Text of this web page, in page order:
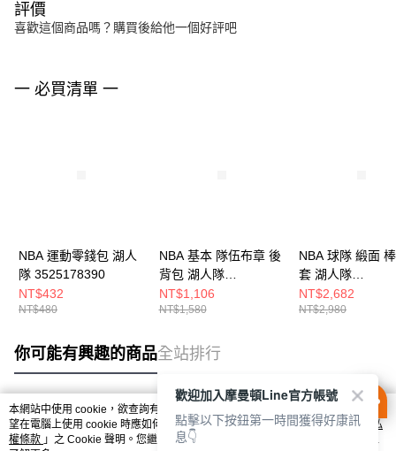
評價
喜歡這個商品嗎？購買後給他一個好評吧
一 必買清單 一
NBA 運動零錢包 湖人
隊 3525178390
NT$432
NT$480
NBA 基本 隊伍布章 後
背包 湖人隊
3555174420
NT$1,106
NT$1,580
NBA 球隊 緞面
套 湖人隊
3555144220
NT$2,682
NT$2,980
你可能有興趣的商品全站排行
熱門標籤
本網站中使用 cookie，欲查詢有關本網站使用 cookie 方式之詳情，及若您不希
望在電腦上使用 cookie 時應如何變更電腦的 cookie 設定，請參閱本網站「
隱私
權條款 」之 Cookie 聲明。您繼續使用本網站即表示您同意本公司得按本網站使
歡迎加入摩曼頓Line官方帳號
點擊以下按鈕第一時間獲得好康訊
息👇